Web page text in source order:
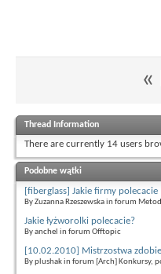
«
Thread Information
There are currently 14 users
Podobne wątki
[fiberglass] Jakie firmy polecacie
By Zuzanna Rzeszewska in forum
Jakie łyżworolki polecacie?
By anchel in forum Offtopic
[10.02.2010] Mistrzostwa
By plushak in forum [Arch] Konkursy,